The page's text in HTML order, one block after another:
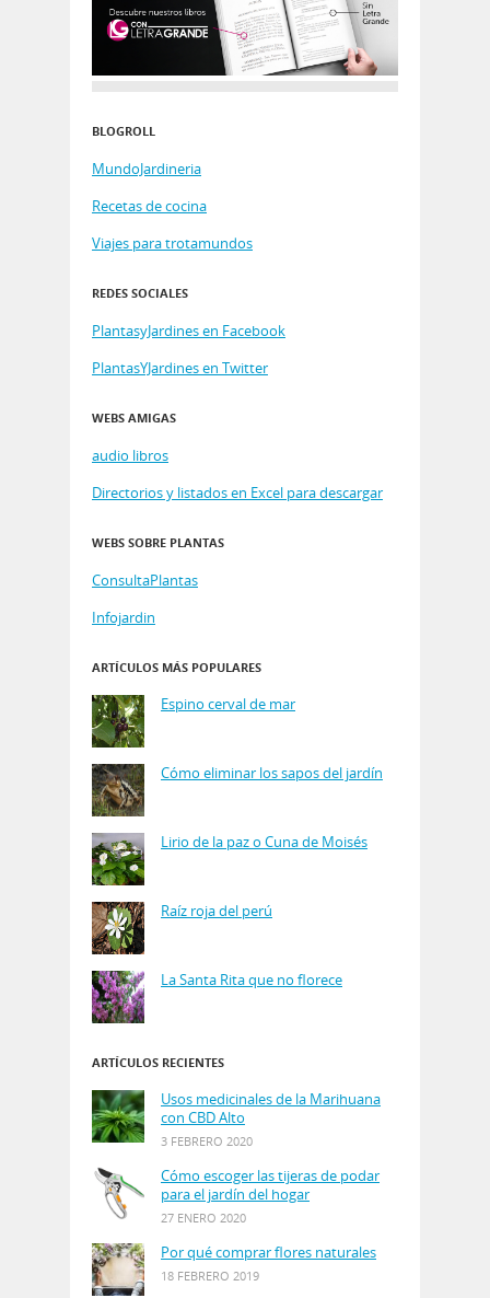
BLOGROLL
MundoJardineria
Recetas de cocina
Viajes para trotamundos
REDES SOCIALES
PlantasyJardines en Facebook
PlantasYJardines en Twitter
WEBS AMIGAS
audio libros
Directorios y listados en Excel para descargar
WEBS SOBRE PLANTAS
ConsultaPlantas
Infojardin
ARTÍCULOS MÁS POPULARES
Espino cerval de mar
Cómo eliminar los sapos del jardín
Lirio de la paz o Cuna de Moisés
Raíz roja del perú
La Santa Rita que no florece
ARTÍCULOS RECIENTES
Usos medicinales de la Marihuana
con CBD Alto
3 FEBRERO 2020
Cómo escoger las tijeras de podar
para el jardín del hogar
27 ENERO 2020
Por qué comprar flores naturales
18 FEBRERO 2019